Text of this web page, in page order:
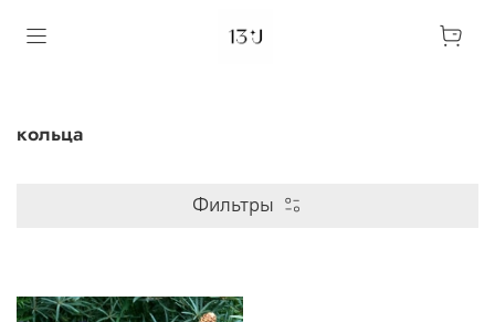
кольца
Фильтры